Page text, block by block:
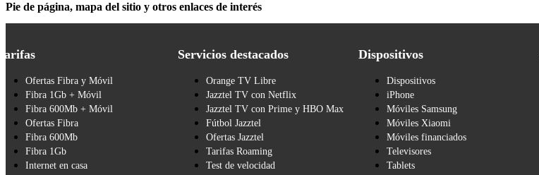
Pie de página, mapa del sitio y otros enlaces de interés
Ofertas Fibra y Móvil
Fibra 1Gb + Móvil
Fibra 600Mb + Móvil
Ofertas Fibra
Fibra 600Mb
Fibra 1Gb
Internet en casa
Servicios destacados
Orange TV Libre
Jazztel TV con Netflix
Jazztel TV con Prime y HBO Max
Fútbol Jazztel
Ofertas Jazztel
Tarifas Roaming
Test de velocidad
Dispositivos
Dispositivos
iPhone
Móviles Samsung
Móviles Xiaomi
Móviles financiados
Televisores
Tablets